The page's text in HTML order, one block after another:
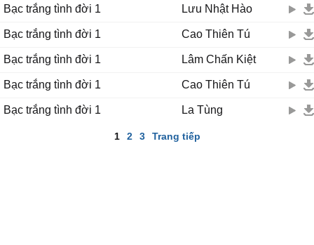
Bạc trắng tình đời 1 Lưu Nhật Hào
Bạc trắng tình đời 1 Cao Thiên Tú
Bạc trắng tình đời 1 Lâm Chấn Kiệt
Bạc trắng tình đời 1 Cao Thiên Tú
Bạc trắng tình đời 1 La Tùng
1 2 3 Trang tiếp